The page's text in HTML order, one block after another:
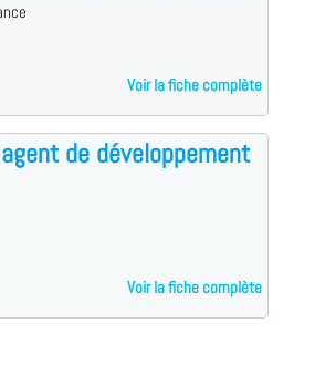
Voir la fiche complète
de développement
Voir la fiche complète